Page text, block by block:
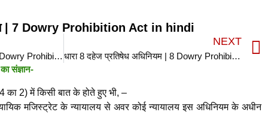
| 7 Dowry Prohibition Act in hindi
धारा 6 दहेज प्रतिषेध अधिनियम | 6 Dowry Prohibition Act in hindi
NEXT
धारा 8 दहेज प्रतिषेध अधिनियम | 8 Dowry Prohibition Act in hindi
संज्ञान-
का 2) में किसी बात के होते हुए भी, –
मजिस्ट्रेट के न्यायालय से अवर कोई न्यायालय इस अधिनियम के अधीन